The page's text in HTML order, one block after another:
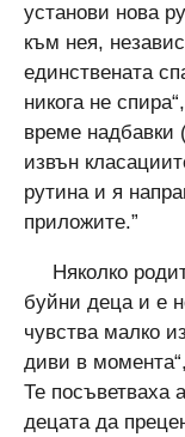
установи нова
към нея,
единствената
никога не
време надбавки
извън
рутина и я
приложите.”
Няколко
буйни деца и е
чувства малко
диви в
Те посъветваха
децата да